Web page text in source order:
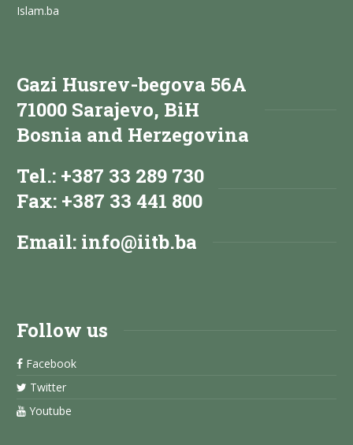
Islam.ba
Gazi Husrev-begova 56A
71000 Sarajevo, BiH
Bosnia and Herzegovina
Tel.: +387 33 289 730
Fax: +387 33 441 800
Email: info@iitb.ba
Follow us
Facebook
Twitter
Youtube